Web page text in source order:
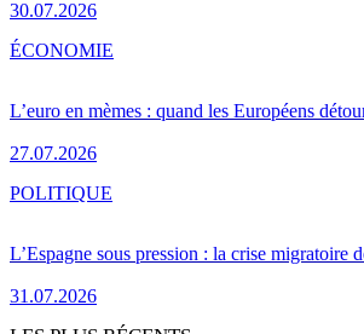
30.07.2026
L’euro en mèmes : quand les Européens
27.07.2026
ÉCONOMIE
L’Espagne sous pression : la crise migratoire
31.07.2026
POLITIQUE